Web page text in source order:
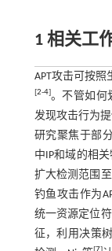
1 相关工
APT攻击可按
2-4] 。不管如何
发现攻击行为
研究聚焦于部
中IP和域的相
扩大检测范围
钓鱼攻击作为
统一资源定位符
征，利用决策